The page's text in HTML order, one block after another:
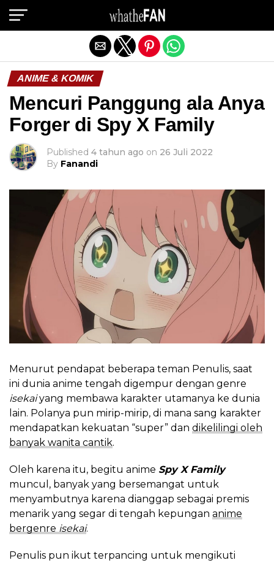
ANIME & KOMIK
Mencuri Panggung ala Anya
Forger di Spy X Family
Published 4 tahun ago on 26 Juli 2022
By Fanandi
Menurut pendapat beberapa teman Penulis, saat
ini dunia anime tengah digempur dengan genre
isekaiyang membawa karakter utamanya ke dunia
lain. Polanya pun mirip-mirip, di mana sang karakter
mendapatkan kekuatan “super” dan dikelilingi oleh
banyak wanita cantik.
Oleh karena itu, begitu anime Spy X Family
muncul, banyak yang bersemangat untuk
menyambutnya karena dianggap sebagai premis
menarik yang segar di tengah kepungan anime
bergenre isekai.
Penulis pun ikut terpancing untuk mengikuti
Exit mobile version